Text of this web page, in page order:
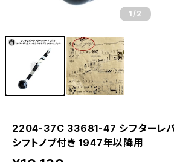
1 /2
2204-37C 33681-47 シフターレバ
シフトノブ付き 1947年以降用